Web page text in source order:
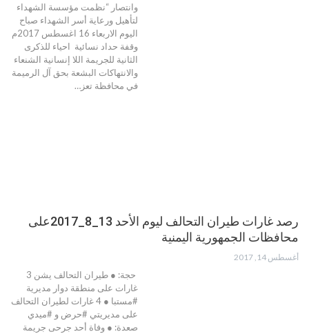
وانتصار “نظمت مؤسسة الشهداء
لتأهيل ورعاية أسر الشهداء صباح
اليوم الاربعاء 16 اغسطس 2017م
وقفة حداد نسائية احياء للذكرى
الثانية للجريمة اللا إنسانية الشنعاء
والانتهاكات البشعة بحق آل الرميمة
في محافظة تعز…
رصد غارات طيران التحالف ليوم الأحد 13_8_2017على
محافظات الجمهورية اليمنية
أغسطس 14, 2017
حجة: ● طيران التحالف يشن 3
غارات على منطقة دوار مديرية
#مستبا ● 4 غارات لطيران التحالف
على مديريتي #حرض و #ميدي
صعدة: ● وفاة أحد جرحى جريمة